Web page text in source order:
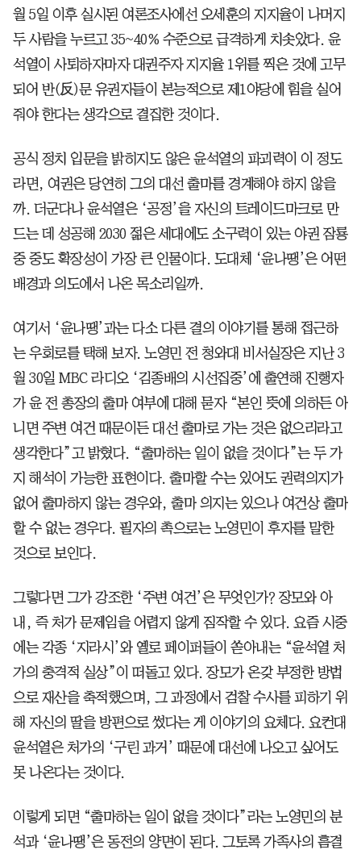
월 5일 이후 실시된 여론조사에선 오세훈의 지지율이 나머지
두 사람을 누르고 35~40% 수준으로 급격하게 치솟았다. 윤
석열이 사퇴하자마자 대권주자 지지율 1위를 찍은 것에 고무
되어 반(反)문 유권자들이 본능적으로 제1야당에 힘을 실어
줘야 한다는 생각으로 결집한 것이다.
공식 정치 입문을 밝히지도 않은 윤석열의 파괴력이 이 정도
라면, 여권은 당연히 그의 대선 출마를 경계해야 하지 않을
까. 더군다나 윤석열은 ‘공정’을 자신의 트레이드마크로 만
드는 데 성공해 2030 젊은 세대에도 소구력이 있는 야권 잠룡
중 중도 확장성이 가장 큰 인물이다. 도대체 ‘윤나땡’은 어떤
배경과 의도에서 나온 목소리일까.
여기서 ‘윤나땡’과는 다소 다른 결의 이야기를 통해 접근하
는 우회로를 택해 보자. 노영민 전 청와대 비서실장은 지난 3
월 30일 MBC 라디오 ‘김종배의 시선집중’에 출연해 진행자
가 윤 전 총장의 출마 여부에 대해 묻자 “본인 뜻에 의하든 아
니면 주변 여건 때문이든 대선 출마로 가는 것은 없으리라고
생각한다”고 밝혔다. “출마하는 일이 없을 것이다”는 두 가
지 해석이 가능한 표현이다. 출마할 수는 있어도 권력의지가
없어 출마하지 않는 경우와, 출마 의지는 있으나 여건상 출마
할 수 없는 경우다. 필자의 촉으로는 노영민이 후자를 말한
것으로 보인다.
그렇다면 그가 강조한 ‘주변 여건’은 무엇인가? 장모와 아
내, 즉 처가 문제임을 어렵지 않게 짐작할 수 있다. 요즘 시중
에는 각종 ‘지라시’와 옐로 페이퍼들이 쏟아내는 “윤석열 처
가의 충격적 실상”이 떠돌고 있다. 장모가 온갖 부정한 방법
으로 재산을 축적했으며, 그 과정에서 검찰 수사를 피하기 위
해 자신의 딸을 방편으로 썼다는 게 이야기의 요체다. 요컨대
윤석열은 처가의 ‘구린 과거’ 때문에 대선에 나오고 싶어도
못 나온다는 것이다.
이렇게 되면 “출마하는 일이 없을 것이다”라는 노영민의 분
석과 ‘윤나땡’은 동전의 양면이 된다. 그토록 가족사의 흠결